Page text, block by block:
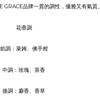
GRACE品牌一貫的調性，優雅又有氣質。
花香調
前調：萊姆、佛手柑
中調：玫瑰、茶香
後調：麝香、香草